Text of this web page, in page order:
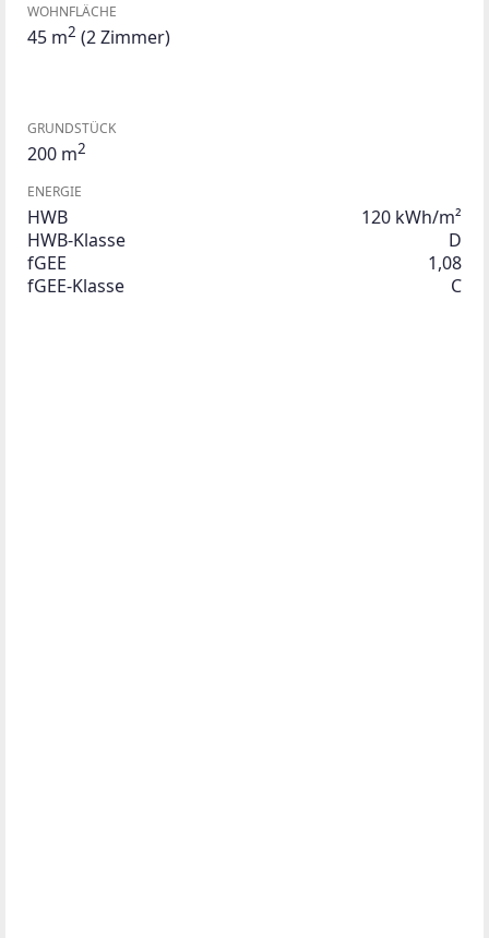
WOHNFLÄCHE
45 m2 (2 Zimmer)
GRUNDSTÜCK
200 m2
ENERGIE
HWB
120 kWh/m²
HWB-Klasse
D
fGEE
1,08
fGEE-Klasse
C